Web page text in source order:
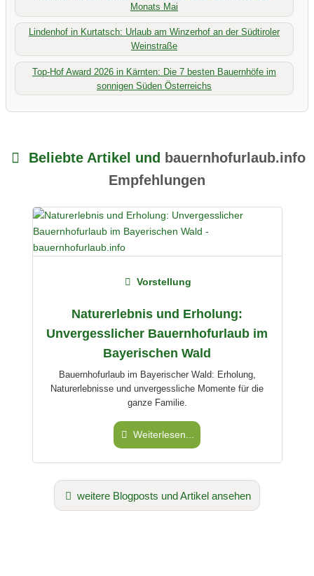
Beliebte Artikel und
bauernhofurlaub.info
Empfehlungen
Naturerlebnis und Erholung:
Unvergesslicher Bauernhofurlaub im
Bayerischen Wald
Vorstellung
Bauernhofurlaub im Bayerischer Wald: Erholung,
Naturerlebnisse und unvergessliche Momente für die
ganze Familie.
Weiterlesen...
weitere Blogposts und Artikel ansehen
Monats Mai
Lindenhof in Kurtatsch: Urlaub am Winzerhof an der Südtiroler
Weinstraße
Top-Hof Award 2026 in Kärnten: Die 7 besten Bauernhöfe im
sonnigen Süden Österreichs